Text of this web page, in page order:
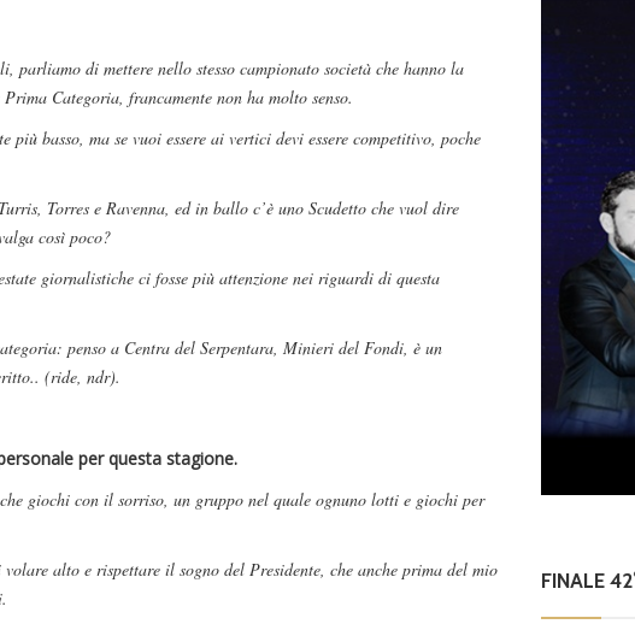
parliamo di mettere nello stesso campionato società che hanno la
Categoria, francamente non ha molto senso.
basso, ma se vuoi essere ai vertici devi essere competitivo, poche
Torres e Ravenna, ed in ballo c’è uno Scudetto che vuol dire
così poco?
giornalistiche ci fosse più attenzione nei riguardi di questa
penso a Centra del Serpentara, Minieri del Fondi, è un
(ride, ndr).
per questa stagione.
giochi con il sorriso, un gruppo nel quale ognuno lotti e giochi per
alto e rispettare il sogno del Presidente, che anche prima del mio
FINALE